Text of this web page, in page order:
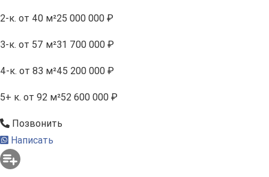
2-к. от 40 м²25 000 000 ₽
3-к. от 57 м²31 700 000 ₽
4-к. от 83 м²45 200 000 ₽
5+ к. от 92 м²52 600 000 ₽
Позвонить
Написать